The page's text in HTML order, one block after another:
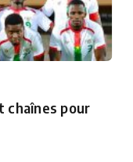
chaînes pour